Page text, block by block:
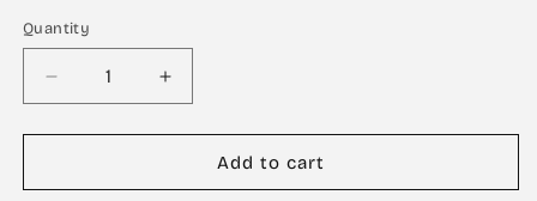
Quantity
Decrease
quantity
for
In
Increase
quantity
for
Arlena
In
Add to cart